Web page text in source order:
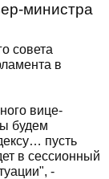
министра
совета
в
вице-
будем
пусть
в сессионный
-